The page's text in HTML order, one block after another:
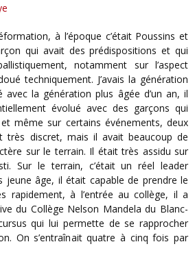
à l’époque c’était Poussins et
qui avait des prédispositions et qui
notamment sur l’aspect
techniquement. J’avais la génération
la génération plus âgée d’un an, il
évolué avec des garçons qui
même sur certains événements, deux
très discret, mais il avait beaucoup de
sur le terrain. Il était très assidu sur
Sur le terrain, c’était un réel leader
jeune âge, il était capable de prendre le
rapidement, à l’entrée au collège, il a
du Collège Nelson Mandela du Blanc-
qui lui permette de se rapprocher
On s’entraînait quatre à cinq fois par